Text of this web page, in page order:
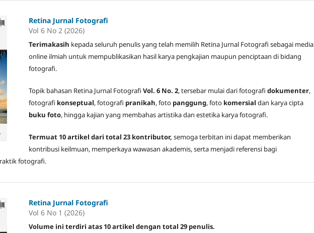
Retina Jurnal Fotografi
Vol 6 No 2 (2026)
Terimakasih kepada seluruh penulis yang telah memilih Retina Jurnal Fotografi sebagai media
online ilmiah untuk mempublikasikan hasil karya pengkajian maupun penciptaan di bidang
fotografi.
Topik bahasan Retina Jurnal FotografiVol. 6 No. 2, tersebar mulai dari fotografidokumenter,
fotografi konseptual, fotografi pranikah, foto panggung, foto komersialdan karya cipta
buku foto, hingga kajian yang membahas artistika dan estetika karya fotografi.
Termuat 10 artikeldari total 23 kontributor, semoga terbitan ini dapat memberikan
kontribusi keilmuan, memperkaya wawasan akademis, serta menjadi referensi bagi
fotografi.
Retina Jurnal Fotografi
Vol 6 No 1 (2026)
Volume ini terdiri atas 10 artikel dengan total 29 penulis.